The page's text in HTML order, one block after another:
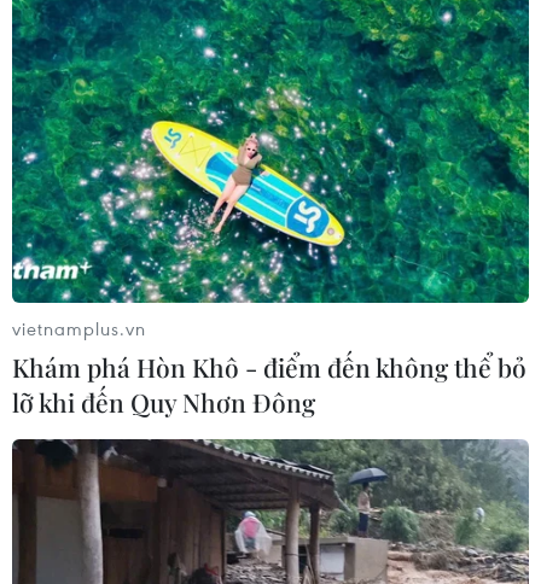
vietnamplus.vn
Khám phá Hòn Khô - điểm đến không thể bỏ
lỡ khi đến Quy Nhơn Đông